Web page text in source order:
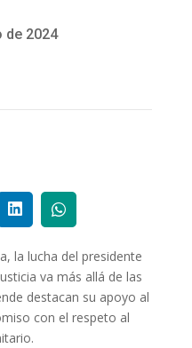
de 2024
la lucha del presidente
va más allá de las
destacan su apoyo al
con el respeto al